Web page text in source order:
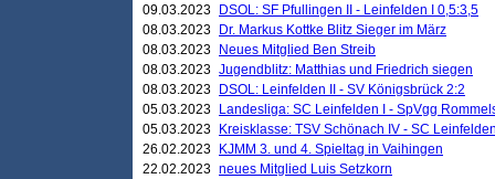
09.03.2023
DSOL: SF Pfullingen II - Leinfelden I 0,5:3,5
08.03.2023
Dr. Markus Kottke Blitz Sieger im März
08.03.2023
Neues Mitglied Ben Streib
08.03.2023 Jugendblitz: Matthias und Friedrich siegen
08.03.2023
DSOL: Leinfelden II - SV Königsbrück 2:2
05.03.2023
Landesliga: SC Leinfelden I - SpVgg
05.03.2023
Kreisklasse: TSV Schönach IV - SC
26.02.2023
KJMM 3. und 4. Spieltag in Vaihingen
22.02.2023 neues Mitglied Luis Setzkorn